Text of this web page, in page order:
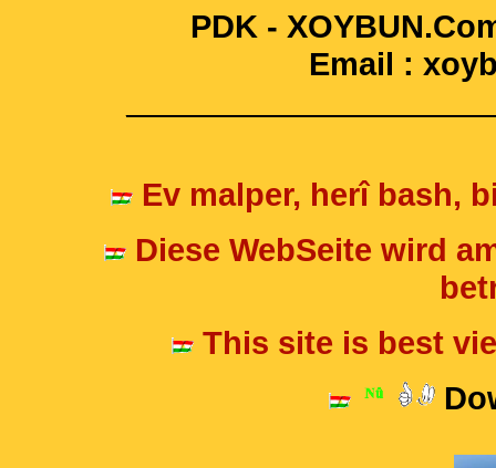
PDK -
Email :
Ev malper, herî bash,
Diese WebSeite wird
This site is best